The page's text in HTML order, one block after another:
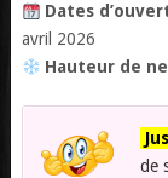
Dates
avril 2026
Hauteur de
de